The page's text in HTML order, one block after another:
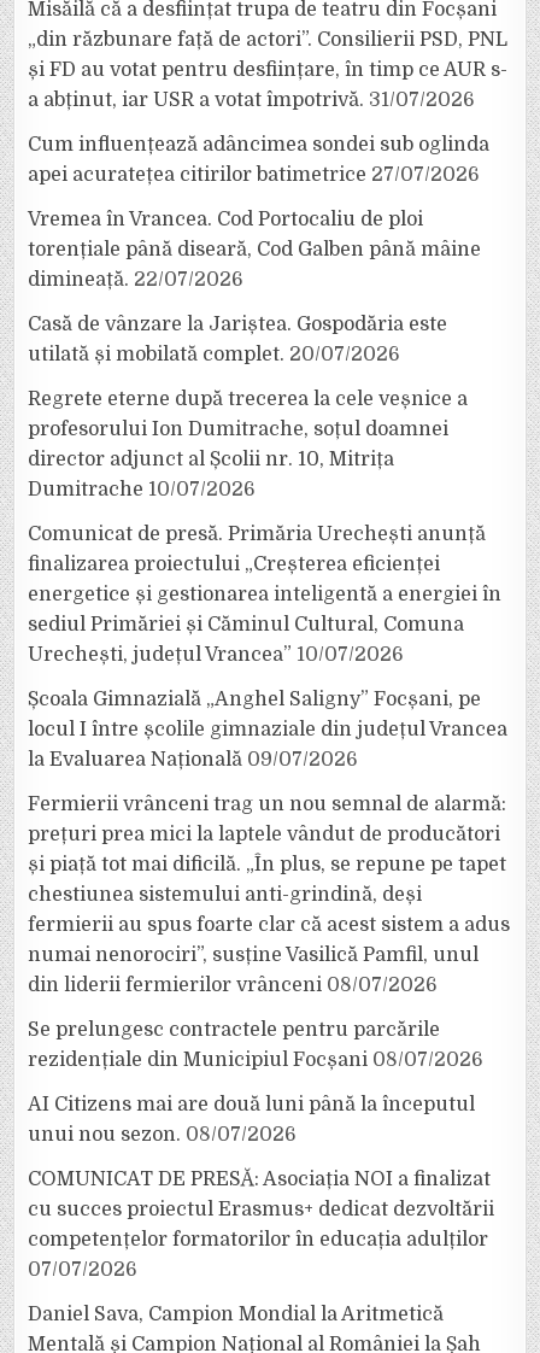
Misăilă că a desființat trupa de teatru din Focșani
„din răzbunare față de actori”. Consilierii PSD, PNL
și FD au votat pentru desființare, în timp ce AUR s-
a abținut, iar USR a votat împotrivă. 31/07/2026
Cum influențează adâncimea sondei sub oglinda
apei acuratețea citirilor batimetrice 27/07/2026
Vremea în Vrancea. Cod Portocaliu de ploi
torențiale până diseară, Cod Galben până mâine
dimineață. 22/07/2026
Casă de vânzare la Jariștea. Gospodăria este
utilată și mobilată complet. 20/07/2026
Regrete eterne după trecerea la cele veșnice a
profesorului Ion Dumitrache, soțul doamnei
director adjunct al Școlii nr. 10, Mitrița
Dumitrache 10/07/2026
Comunicat de presă. Primăria Urechești anunță
finalizarea proiectului „Creșterea eficienței
energetice și gestionarea inteligentă a energiei în
sediul Primăriei și Căminul Cultural, Comuna
Urechești, județul Vrancea” 10/07/2026
Școala Gimnazială „Anghel Saligny” Focșani, pe
locul I între școlile gimnaziale din județul Vrancea
la Evaluarea Națională 09/07/2026
Fermierii vrânceni trag un nou semnal de alarmă:
prețuri prea mici la laptele vândut de producători
și piață tot mai dificilă. „În plus, se repune pe tapet
chestiunea sistemului anti-grindină, deși
fermierii au spus foarte clar că acest sistem a adus
numai nenorociri”, susține Vasilică Pamfil, unul
din liderii fermierilor vrânceni 08/07/2026
Se prelungesc contractele pentru parcările
rezidențiale din Municipiul Focșani 08/07/2026
AI Citizens mai are două luni până la începutul
unui nou sezon. 08/07/2026
COMUNICAT DE PRESĂ: Asociația NOI a finalizat
cu succes proiectul Erasmus+ dedicat dezvoltării
competențelor formatorilor în educația adulților
07/07/2026
Daniel Sava, Campion Mondial la Aritmetică
Mentală și Campion Național al României la Șah